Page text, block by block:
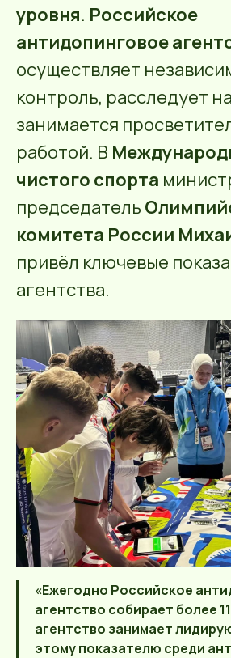
уровня. Российское
антидопинговое
осуществляет
контроль, расследует
занимается
работой. В
чистого спорта
председатель
комитета России
привёл ключевые
агентства.
«Ежегодно Российское
агентство собирает более
агентство занимает
этому показателю среди